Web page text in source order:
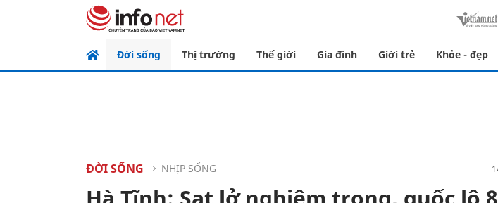
Đời sống Thị trường Thế giới Gia đình Giới trẻ Khỏe - đẹp
ĐỜI SỐNG NHỊP SỐNG